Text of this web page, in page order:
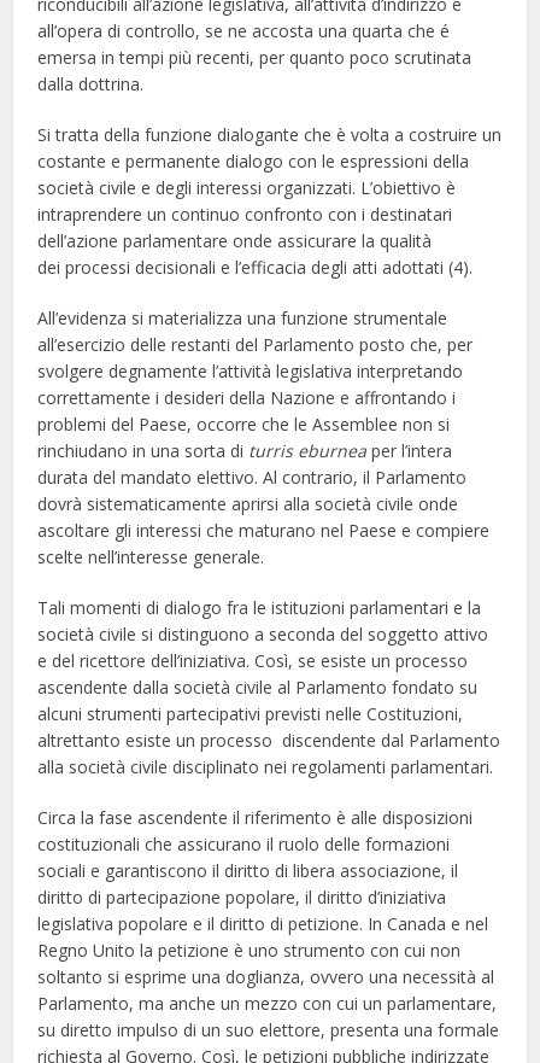
all’opera di controllo, se ne accosta una quarta che é
emersa in tempi più recenti, per quanto poco scrutinata
dalla dottrina.
Si tratta della funzione dialogante che è volta a costruire un
costante e permanente dialogo con le espressioni della
società civile e degli interessi organizzati. L’obiettivo è
intraprendere un continuo confronto con i destinatari
dell’azione parlamentare onde assicurare la qualità
dei processi decisionali e l’efficacia degli atti adottati (4).
All’evidenza si materializza una funzione strumentale
all’esercizio delle restanti del Parlamento posto che, per
svolgere degnamente l’attività legislativa interpretando
correttamente i desideri della Nazione e affrontando i
problemi del Paese, occorre che le Assemblee non si
rinchiudano in una sorta di turris eburneaper l’intera
durata del mandato elettivo. Al contrario, il Parlamento
dovrà sistematicamente aprirsi alla società civile onde
ascoltare gli interessi che maturano nel Paese e compiere
scelte nell’interesse generale.
Tali momenti di dialogo fra le istituzioni parlamentari e la
società civile si distinguono a seconda del soggetto attivo
e del ricettore dell’iniziativa. Così, se esiste un processo
ascendente dalla società civile al Parlamento fondato su
alcuni strumenti partecipativi previsti nelle Costituzioni,
altrettanto esiste un processo discendente dal Parlamento
alla società civile disciplinato nei regolamenti parlamentari.
Circa la fase ascendente il riferimento è alle disposizioni
costituzionali che assicurano il ruolo delle formazioni
sociali e garantiscono il diritto di libera associazione, il
diritto di partecipazione popolare, il diritto d’iniziativa
legislativa popolare e il diritto di petizione. In Canada e nel
Regno Unito la petizione è uno strumento con cui non
soltanto si esprime una doglianza, ovvero una necessità al
Parlamento, ma anche un mezzo con cui un parlamentare,
su diretto impulso di un suo elettore, presenta una formale
richiesta al Governo. Così, le petizioni pubbliche indirizzate